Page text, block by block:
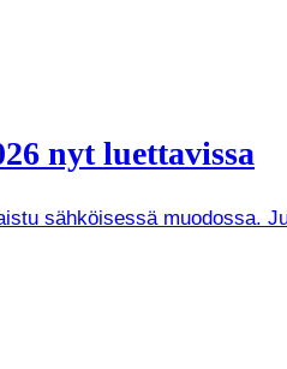
nyt luettavissa
sähköisessä muodossa.